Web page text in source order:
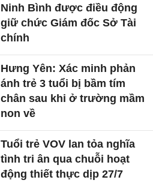
Ninh Bình được điều động
giữ chức Giám đốc Sở Tài
chính
Hưng Yên: Xác minh phản
ánh trẻ 3 tuổi bị bầm tím
chân sau khi ở trường mầm
non về
Tuổi trẻ VOV lan tỏa nghĩa
tình tri ân qua chuỗi hoạt
động thiết thực dịp 27/7